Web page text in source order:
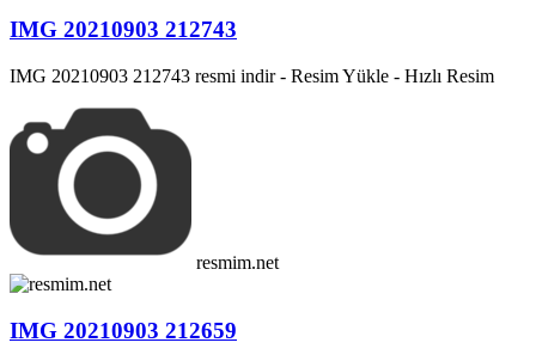
IMG 20210903 212743
IMG 20210903 212743 resmi indir - Resim Yükle - Hızlı Resim
resmim.net
IMG 20210903 212659